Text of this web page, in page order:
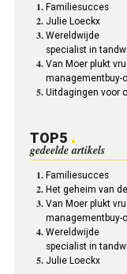
Familiesucces
Julie Loeckx
Wereldwijde
specialist in
Van Moer plukt
managementbuy-
Uitdagingen voor
TOP5
gedeelde artikels
Familiesucces
Het geheim van
Van Moer plukt
managementbuy-
Wereldwijde
specialist in
Julie Loeckx